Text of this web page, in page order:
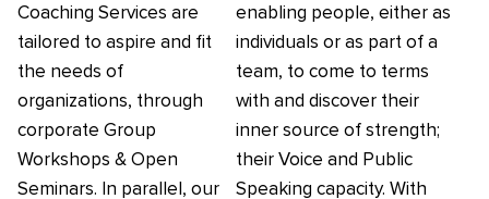
Coaching Services are
tailored to aspire and fit
the needs of
organizations, through
corporate Group
Workshops & Open
Seminars. In parallel, our
enabling people, either as
individuals or as part of a
team, to come to terms
with and discover their
inner source of strength;
their Voice and Public
Speaking capacity. With